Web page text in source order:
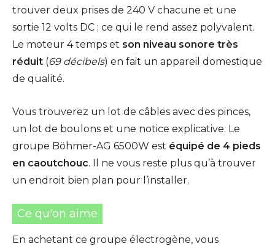
trouver deux prises de 240 V chacune et une
sortie 12 volts DC ; ce qui le rend assez polyvalent.
Le moteur 4 temps et son niveau sonore très
réduit (69 décibels) en fait un appareil domestique
de qualité.
Vous trouverez un lot de câbles avec des pinces,
un lot de boulons et une notice explicative. Le
groupe Böhmer-AG 6500W est équipé de 4 pieds
en caoutchouc. Il ne vous reste plus qu’à trouver
un endroit bien plan pour l’installer.
Ce qu'on aime
En achetant ce groupe électrogène, vous